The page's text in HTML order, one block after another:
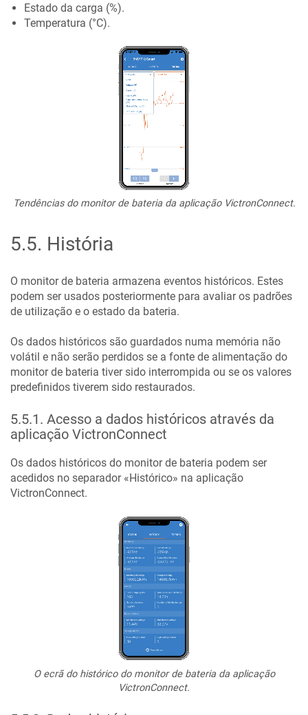
Estado da carga (%).
Temperatura (°C).
Tendências do monitor de bateria da aplicação VictronConnect.
5.5. História
O monitor de bateria armazena eventos históricos. Estes
podem ser usados posteriormente para avaliar os padrões
de utilização e o estado da bateria.
Os dados históricos são guardados numa memória não
volátil e não serão perdidos se a fonte de alimentação do
monitor de bateria tiver sido interrompida ou se os valores
predefinidos tiverem sido restaurados.
5.5.1 . Acesso a dados históricos através da
aplicação VictronConnect
Os dados históricos do monitor de bateria podem ser
acedidos no separador «Histórico» na aplicação
VictronConnect.
O ecrã do histórico do monitor de bateria da aplicação
VictronConnect.